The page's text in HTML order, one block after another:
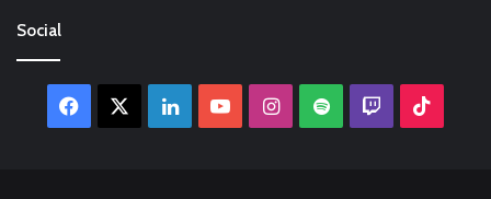
Social
Facebook LinkedInYouTubeInstagram
Spotify Twitch